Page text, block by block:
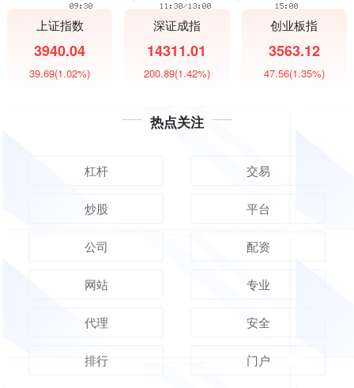
上证指数
3940.04
39.69(1.02%)
深证成指
14311.01
200.89(1.42%)
创业板指
3563.12
47.56(1.35%)
热点关注
杠杆 交易
炒股 平台
公司 配资
网站 专业
代理 安全
排行 门户